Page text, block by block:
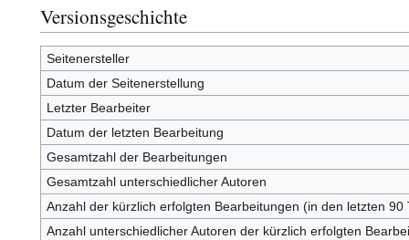
Versionsgeschichte
Seitenersteller
Datum der Seitenerstellung
Letzter Bearbeiter
Datum der letzten Bearbeitung
Gesamtzahl der Bearbeitungen
Gesamtzahl unterschiedlicher Autoren
Anzahl der kürzlich erfolgten Bearbeitungen (in den letzten 90
Anzahl unterschiedlicher Autoren der kürzlich erfolgten